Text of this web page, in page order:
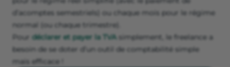
d’acomptes semestriels) ou chaque mois pour le régime
normal (ou chaque trimestre).
Pour déclarer et payer la TVA simplement, le freelance a
besoin de se doter d’un outil de comptabilité simple
mais efficace !